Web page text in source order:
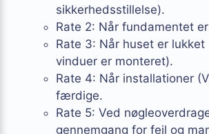
sikkerhedsstillelse).
Rate 2: Når fundamentet
Rate 3: Når huset er lukket
vinduer er monteret).
Rate 4: Når installationer
færdige.
Rate 5: Ved
gennemgang for fejl og